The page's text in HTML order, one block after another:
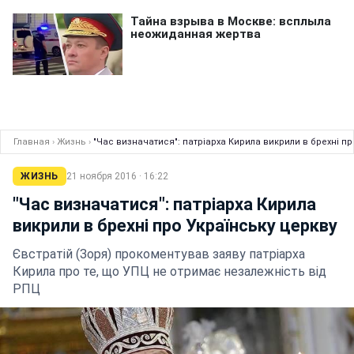
Главная › Жизнь › "Час визначатися": патріарха Кирила викрили в брехні
ЖИЗНЬ 21 ноября 2016 · 16:22
"Час визначатися": патріарха Кирила
викрили в брехні про Українську церкву
Євстратій (Зоря) прокоментував заяву патріарха
Кирила про те, що УПЦ не отримає незалежність від
РПЦ